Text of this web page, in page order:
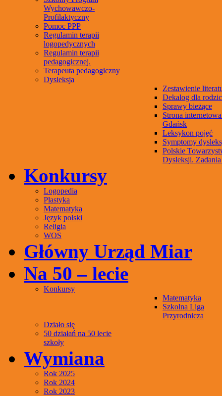
Wychowawczo-
Profilaktyczny
Pomoc PPP
Regulamin terapii
logopedycznych
Regulamin terapii
pedagogicznej.
Terapeuta pedagogiczny
Dysleksja
Zestawienie
Dekalog dla
Sprawy bieżące
Strona
Gdańsk
Leksykon pojęć
Symptomy
Polskie
Dysleksji.
Konkursy
Logopedia
Plastyka
Matematyka
Język polski
Religia
WOS
Główny Urząd Miar
Na 50 – lecie
Konkursy
Matematyka
Szkolna Liga
Przyrodnicza
Działo się
50 działań na 50 lecie
szkoły
Wymiana
Rok 2025
Rok 2024
Rok 2023